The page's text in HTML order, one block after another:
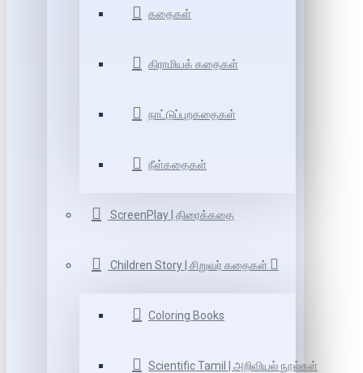
கதைகள்
கிராமியக் கதைகள்
நாட்டுப்புறகதைகள்
நீள்கதைகள்
ScreenPlay | திரைக்கதை
Children Story | சிறுவர் கதைகள்
Coloring Books
Scientific Tamil | அறிவியல் நூல்கள்